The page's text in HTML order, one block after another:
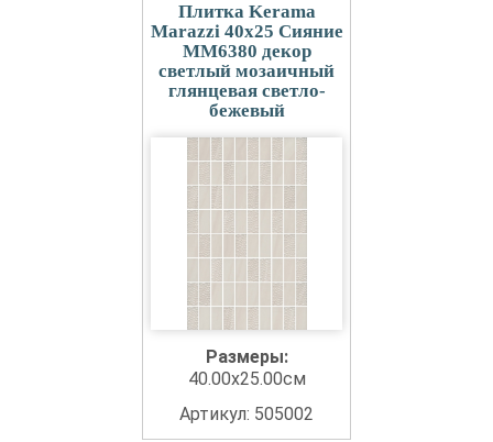
Плитка Kerama
Marazzi 40x25 Сияние
MM6380 декор
светлый мозаичный
глянцевая светло-
бежевый
Размеры:
40.00x25.00см
Артикул: 505002